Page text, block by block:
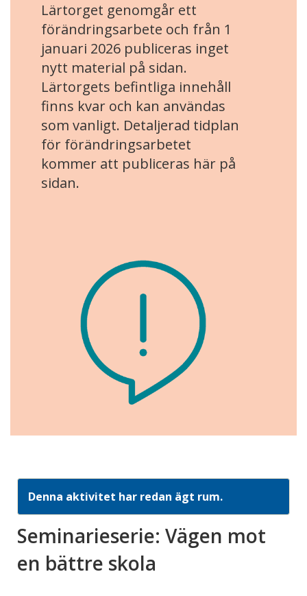
Lärtorget genomgår ett
förändringsarbete och från 1
januari 2026 publiceras inget
nytt material på sidan.
Lärtorgets befintliga innehåll
finns kvar och kan användas
som vanligt. Detaljerad tidplan
för förändringsarbetet
kommer att publiceras här på
sidan.
Denna aktivitet har redan ägt rum.
Seminarieserie: Vägen mot
en bättre skola